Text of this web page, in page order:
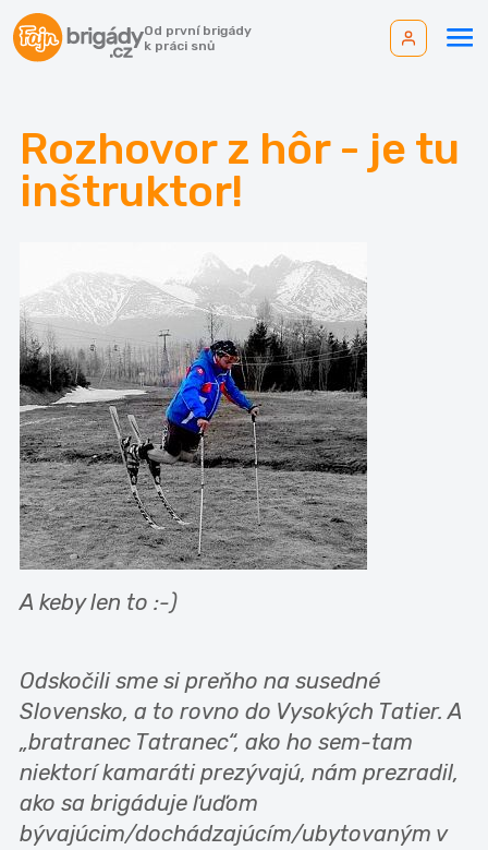
Od první brigády
k práci snů
Rozhovor z hôr - je tu
inštruktor!
A keby len to :-)
Odskočili sme si preňho na susedné
Slovensko, a to rovno do Vysokých Tatier. A
„bratranec Tatranec“, ako ho sem-tam
niektorí kamaráti prezývajú, nám prezradil,
ako sa brigáduje ľuďom
bývajúcim/dochádzajúcím/ubytovaným v